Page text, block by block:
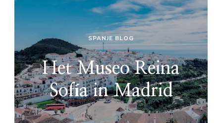
SPANJE BLOG
Het Museo Reina
Sofía in Madrid